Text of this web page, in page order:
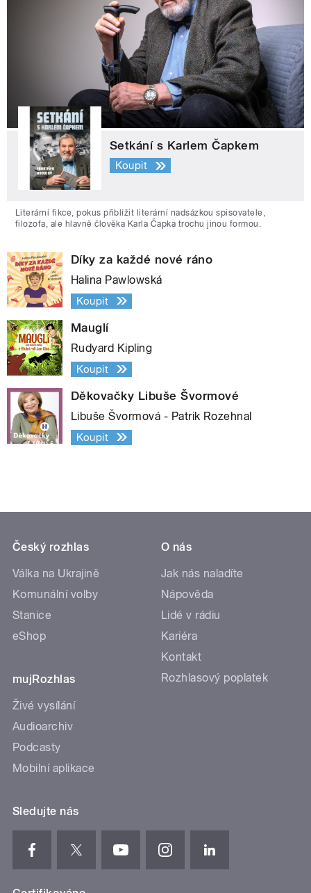
Setkání s Karlem Čapkem
Koupit
Literární fikce, pokus přiblížit literární nadsázkou spisovatele,
filozofa, ale hlavně člověka Karla Čapka trochu jinou formou.
Díky za každé nové ráno
Halina Pawlowská
Koupit
Mauglí
Rudyard Kipling
Koupit
Děkovačky Libuše Švormové
Libuše Švormová - Patrik Rozehnal
Koupit
Český rozhlas
Válka na Ukrajině
Komunální volby
Stanice
eShop
mujRozhlas
Živé vysílání
Audioarchiv
Podcasty
Mobilní aplikace
O nás
Jak nás naladíte
Nápověda
Lidé v rádiu
Kariéra
Kontakt
Rozhlasový poplatek
Sledujte nás